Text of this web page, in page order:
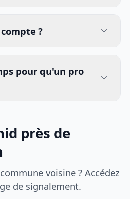
?
pour qu'un pro
près de
voisine ? Accédez
de signalement.